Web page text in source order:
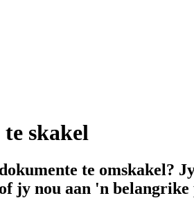
skakel
te omskakel?
jy nou aan 'n